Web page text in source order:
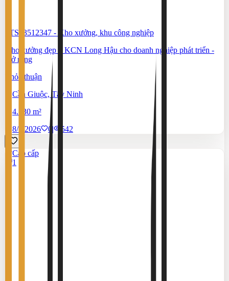
#TS83512347 -
Kho xưởng, khu công nghiệp
Kho xưởng đẹp ở KCN Long Hậu cho doanh nghiệp phát triển -
mở rộng
Thỏa thuận
Cần Giuộc, Tây Ninh
4.130 m²
8/7/2026
0 | 542
Cao cấp
1